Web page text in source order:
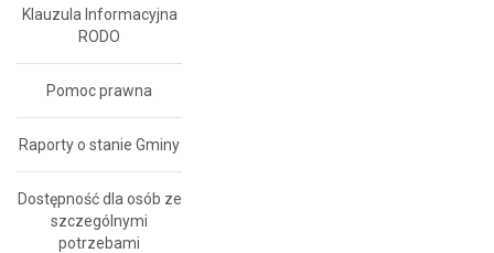
Klauzula Informacyjna
RODO
Pomoc prawna
Raporty o stanie Gminy
Dostępność dla osób ze
szczególnymi
potrzebami